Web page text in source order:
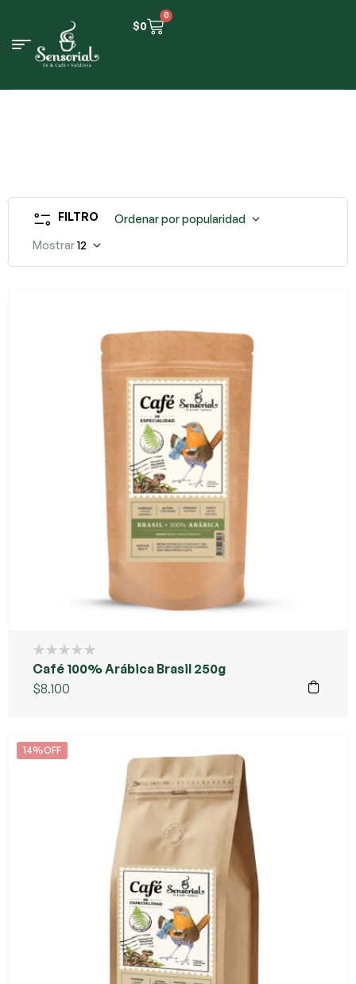
$0
0
FILTRO
Ordenar por popularidad
Mostrar12
Café 100% Arábica Brasil 250g
$8.100
14%OFF